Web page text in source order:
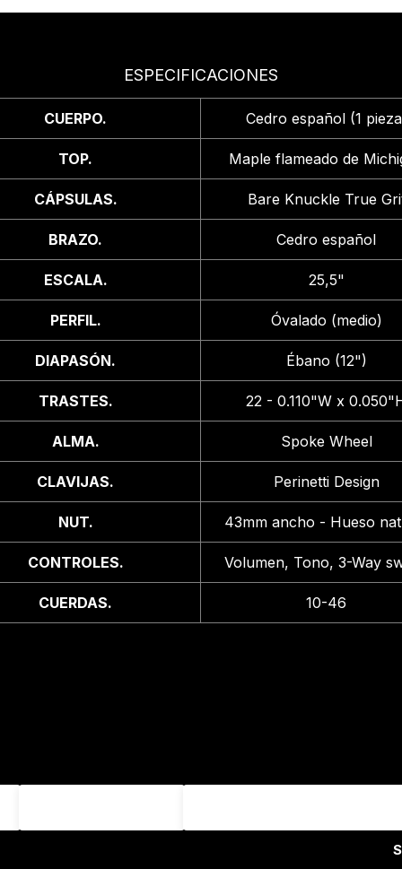
ESPECIFICACIONES
CUERPO. Cedro español (1
TOP. Maple flameado de
CÁPSULAS. Bare Knuckle True
BRAZO. Cedro español
ESCALA. 25,5"
PERFIL. Óvalado (medio)
DIAPASÓN. Ébano (12")
TRASTES. 22 - 0.110"W x
ALMA. Spoke Wheel
CLAVIJAS. Perinetti Design
NUT. 43mm ancho - Hueso
CONTROLES. Volumen, Tono, 3-Way
CUERDAS. 10-46